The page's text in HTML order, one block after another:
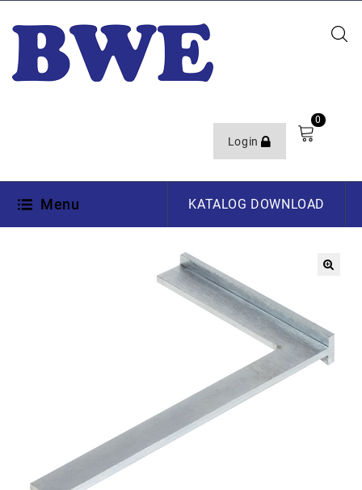
Login
0
Menu KATALOG DOWNLOAD